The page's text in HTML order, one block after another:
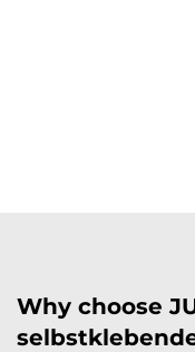
Why choose